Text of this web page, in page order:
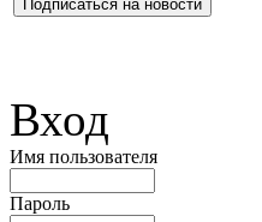
Вход
Имя пользователя
Пароль